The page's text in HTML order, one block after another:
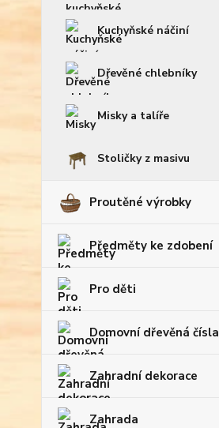
Kuchyňské náčiní
Dřevěné chlebníky
Misky a talíře
Stoličky z masivu
Proutěné výrobky
Předměty ke zdobení
Pro děti
Domovní dřevěná čísla
Zahradní dekorace
Zahrada